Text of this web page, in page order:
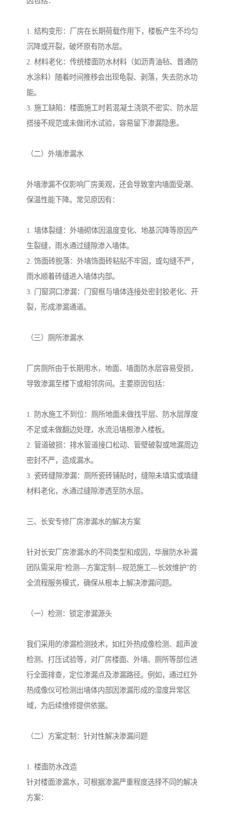
1. 结构变形：厂房在长期荷载作用下，楼板产生不均匀
沉降或开裂，破坏原有防水层。
2. 材料老化：传统楼面防水材料（如沥青油毡、普通防
水涂料）随着时间推移会出现龟裂、剥落，失去防水功
能。
3. 施工缺陷：楼面施工时若混凝土浇筑不密实、防水层
搭接不规范或未做闭水试验，容易留下渗漏隐患。
（二）外墙渗漏水
外墙渗漏不仅影响厂房美观，还会导致室内墙面受潮、
保温性能下降。常见原因有：
1. 墙体裂缝：外墙砌体因温度变化、地基沉降等原因产
生裂缝，雨水通过缝隙渗入墙体。
2. 饰面砖脱落：外墙饰面砖粘贴不牢固，或勾缝不严，
雨水顺着砖缝进入墙体内部。
3. 门窗洞口渗漏：门窗框与墙体连接处密封胶老化、开
裂，形成渗漏通道。
（三）厕所渗漏水
厂房厕所由于长期用水，地面、墙面防水层容易受损，
导致渗漏至楼下或相邻房间。主要原因包括：
1. 防水施工不到位：厕所地面未做找平层、防水层厚度
不足或未做翻边处理，水流沿墙根渗入楼板。
2. 管道破损：排水管道接口松动、管壁破裂或地漏周边
密封不严，造成漏水。
3. 瓷砖缝隙渗漏：厕所瓷砖铺贴时，缝隙未填实或填缝
材料老化，水通过缝隙渗透至防水层。
三、长安专修厂房渗漏水的解决方案
针对长安厂房渗漏水的不同类型和成因，华展防水补漏
团队需采用“检测—方案定制—规范施工—长效维护”的
全流程服务模式，确保从根本上解决渗漏问题。
（一）检测：锁定渗漏源头
我们采用的渗漏检测技术，如红外热成像检测、超声波
检测、打压试验等，对厂房楼面、外墙、厕所等部位进
行全面排查，定位渗漏点及渗漏路径。例如，通过红外
热成像仪可检测出墙体内部因渗漏形成的湿度异常区
域，为后续维修提供依据。
（二）方案定制：针对性解决渗漏问题
1. 楼面防水改造
针对楼面渗漏水，可根据渗漏严重程度选择不同的解决
方案：